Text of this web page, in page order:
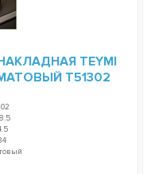
TEYMI
T51302